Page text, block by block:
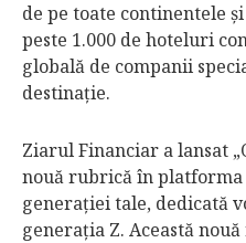
de pe toate continentele
peste 1.000 de hoteluri
globală de companii
destinaţie.
Ziarul Financiar a lansat
nouă rubrică în platforma
generaţiei tale, dedicată
generaţia Z. Această